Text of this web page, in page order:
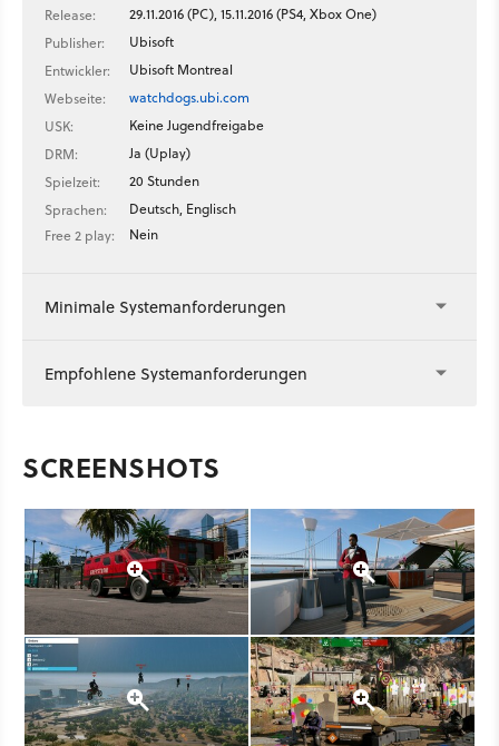
Release:
29.11.2016 (PC), 15.11.2016 (PS4, Xbox One)
Publisher:
Ubisoft
Entwickler:
Ubisoft Montreal
Webseite:
watchdogs.ubi.com
USK:
Keine Jugendfreigabe
DRM:
Ja (Uplay)
Spielzeit:
20 Stunden
Sprachen:
Deutsch, Englisch
Free 2 play:
Nein
Minimale Systemanforderungen
Empfohlene Systemanforderungen
SCREENSHOTS